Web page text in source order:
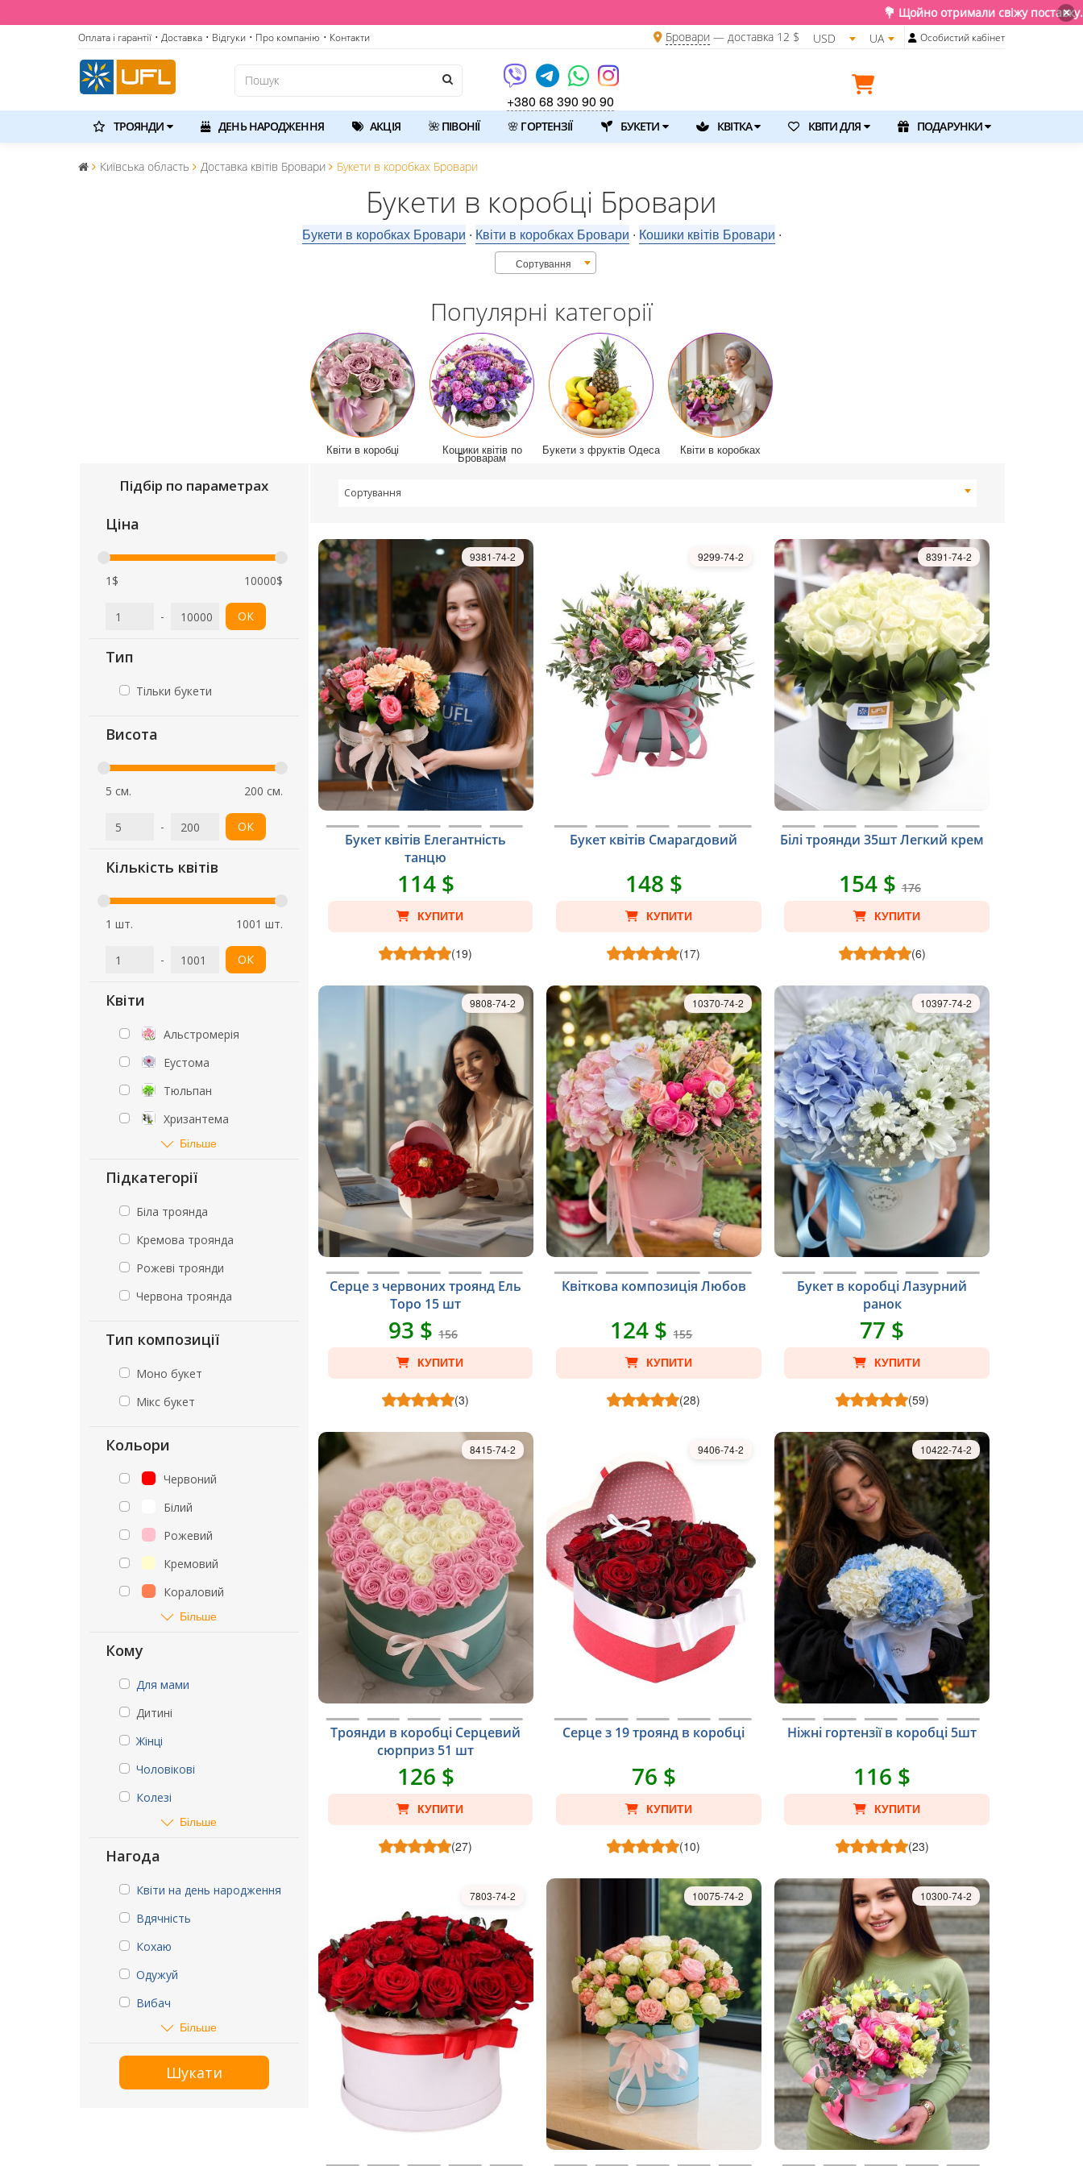
💐 Щойно отримали свіжу поставку. Подаруйте квіти та емоції,
×
Оплата і гарантії • Доставка • Відгуки • Про компанію • Контакти Бровари— доставка 12 $ USD UA Особистий кабінет
+380 68 390 90 90
ТРОЯНДИ ДЕНЬ НАРОДЖЕННЯ АКЦІЯ 🌺 ПІВОНІЇ 🌸 ГОРТЕНЗІЇ БУКЕТИ КВІТКА КВІТИ ДЛЯ ПОДАРУНКИ
Київська область Доставка квітів Бровари Букети в коробках Бровари
Букети в коробці Бровари
Букети в коробках Бровари ⋅ Квіти в коробках Бровари ⋅ Кошики квітів Бровари ⋅
Сортування
Популярні категорії
Квіти в коробці Кошики квітів по
Броварам
Букети з фруктів Одеса Квіти в коробках
Підбір по параметрах
Ціна
1$ 10000$
- ОК
Тип
Тільки букети
Висота
5 см. 200 см.
- ОК
Кількість квітів
1 шт. 1001 шт.
- ОК
Квіти
Альстромерія
Еустома
Тюльпан
Хризантема
Більше
Підкатегорії
Біла троянда
Кремова троянда
Рожеві троянди
Червона троянда
Тип композиції
Моно букет
Мікс букет
Кольори
Червоний
Білий
Рожевий
Кремовий
Кораловий
Більше
Кому
Для мами
Дитині
Жінці
Чоловікові
Колезі
Більше
Нагода
Квіти на день народження
Вдячність
Кохаю
Одужуй
Вибач
Більше
Шукати
Сортування
Букет квітів Елегантність
танцю
9381-74-2
114 $
КУПИТИ
(19)
Букет квітів Смарагдовий
9299-74-2
148 $
КУПИТИ
(17)
Білі троянди 35шт Легкий крем
8391-74-2
154 $176
КУПИТИ
(6)
Серце з червоних троянд Ель
Торо 15 шт
9808-74-2
93 $156
КУПИТИ
(3)
Квіткова композиція Любов
10370-74-2
124 $155
КУПИТИ
(28)
Букет в коробці Лазурний
ранок
10397-74-2
77 $
КУПИТИ
(59)
Троянди в коробці Серцевий
сюрприз 51 шт
8415-74-2
126 $
КУПИТИ
(27)
Серце з 19 троянд в коробці
9406-74-2
76 $
КУПИТИ
(10)
Ніжні гортензії в коробці 5шт
10422-74-2
116 $
КУПИТИ
(23)
7803-74-2 10075-74-2 10300-74-2